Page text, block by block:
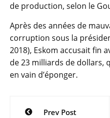
de production, selon le
Après des années de
corruption sous la
2018), Eskom accusait fin
de 23 milliards de dollars,
en vain d’éponger.
Navigation
Prev Post